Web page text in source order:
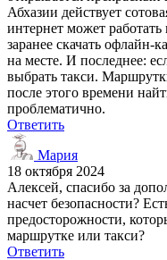
Абхазии действует
интернет может
заранее скачать офлайн-
на месте. И последнее:
выбрать такси.
после этого времени
проблематично.
Ответить
Мария
18 октября 2024
Алексей, спасибо за
насчет безопасности?
предосторожности,
маршрутке или такси?
Ответить